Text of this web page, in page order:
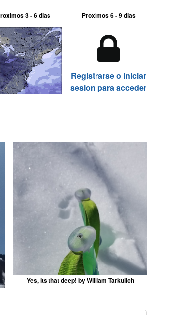
3 - 6 dias Proximos 6 - 9 dias
Registrarse o Iniciar
sesion para acceder
Yes, its that deep! by William Tarkulich